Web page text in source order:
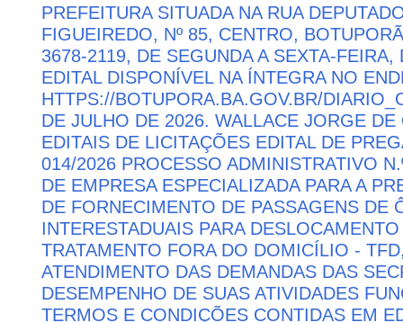
PREFEITURA SITUADA NA RUA
FIGUEIREDO, Nº 85, CENTRO,
3678-2119, DE SEGUNDA A SEXTA-
EDITAL DISPONÍVEL NA ÍNTEGRA NO
HTTPS://BOTUPORA.BA.GOV.BR/
DE JULHO DE 2026. WALLACE JORGE
EDITAIS DE LICITAÇÕES EDITAL DE
014/2026 PROCESSO ADMINISTRATIVO
DE EMPRESA ESPECIALIZADA PARA A
DE FORNECIMENTO DE PASSAGENS DE
INTERESTADUAIS PARA
TRATAMENTO FORA DO DOMICÍLIO -
ATENDIMENTO DAS DEMANDAS DAS
DESEMPENHO DE SUAS ATIVIDADES
TERMOS E CONDIÇÕES CONTIDAS EM